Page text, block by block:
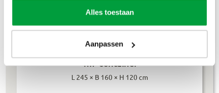
Alles toestaan
Aanpassen
4m³ container
L 245 × B 160 × H 120 cm